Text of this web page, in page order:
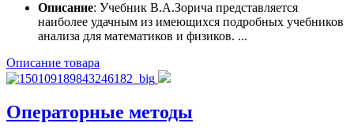
Описание: Учебник В.А.Зорича представляется
наиболее удачным из имеющихся подробных учебников
анализа для математиков и физиков. ...
Описание товара
Операторные методы